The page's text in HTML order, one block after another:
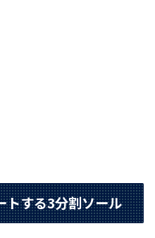
トする3分割ソール